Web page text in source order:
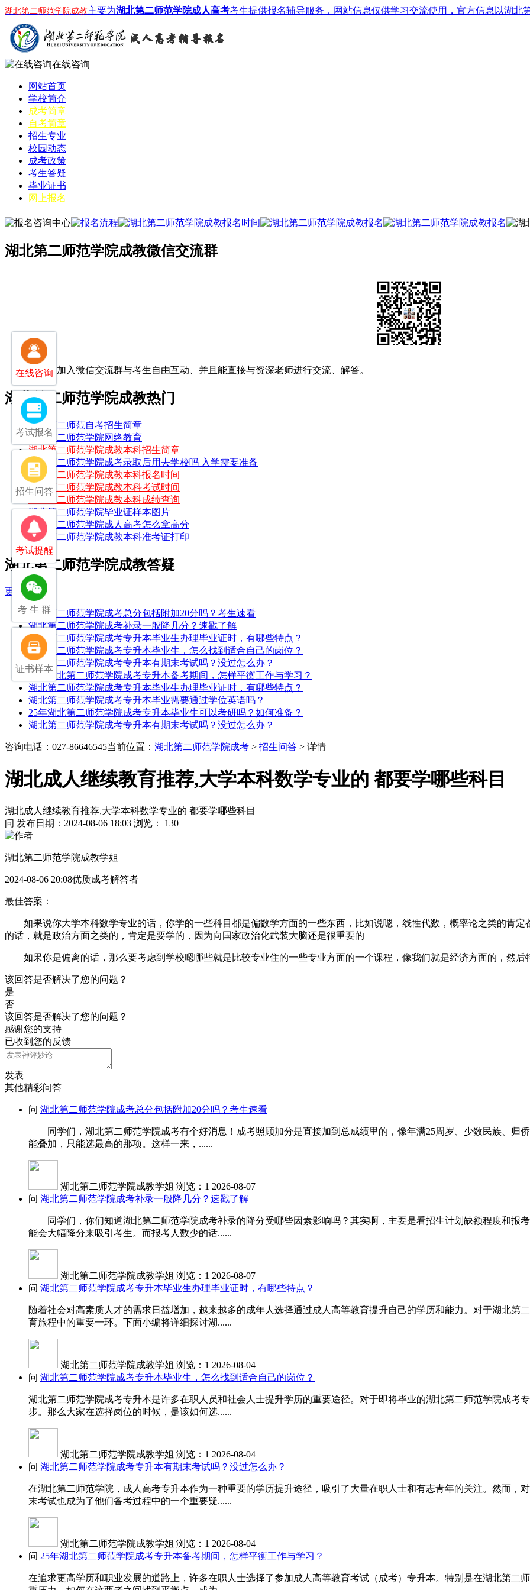
湖北第二师范学院成教主要为湖北第二师范学院成人高考考生提供报名辅导服务，网站信息仅供学习交流使用，官方信息以湖北
在线咨询
网站首页
学校简介
成考简章
自考简章
招生专业
校园动态
成考政策
考生答疑
毕业证书
网上报名
湖北第二师范学院成教微信交流群
扫一扫加入微信交流群与考生自由互动、并且能直接与资深老师进行交流、解答。
湖北第二师范学院成教热门
湖北第二师范自考招生简章
湖北第二师范学院网络教育
湖北第二师范学院成教本科招生简章
湖北第二师范学院成考录取后用去学校吗 入学需要准备
湖北第二师范学院成教本科报名时间
湖北第二师范学院成教本科考试时间
湖北第二师范学院成教本科成绩查询
湖北第二师范学院毕业证样本图片
湖北第二师范学院成人高考怎么拿高分
湖北第二师范学院成教本科准考证打印
湖北第二师范学院成教答疑
更多
湖北第二师范学院成考总分包括附加20分吗？考生速看
湖北第二师范学院成考补录一般降几分？速戳了解
湖北第二师范学院成考专升本毕业生办理毕业证时，有哪些特点？
湖北第二师范学院成考专升本毕业生，怎么找到适合自己的岗位？
湖北第二师范学院成考专升本有期末考试吗？没过怎么办？
25年湖北第二师范学院成考专升本备考期间，怎样平衡工作与学习？
湖北第二师范学院成考专升本毕业生办理毕业证时，有哪些特点？
湖北第二师范学院成考专升本毕业需要通过学位英语吗？
25年湖北第二师范学院成考专升本毕业生可以考研吗？如何准备？
湖北第二师范学院成考专升本有期末考试吗？没过怎么办？
咨询电话：027-86646545当前位置： 湖北第二师范学院成考 > 招生问答 > 详情
湖北成人继续教育推荐,大学本科数学专业的 都要学哪些科目
湖北成人继续教育推荐,大学本科数学专业的 都要学哪些科目
问 发布日期：2024-08-06 18:03 浏览： 130
湖北第二师范学院成教学姐
2024-08-06 20:08优质成考解答者
最佳答案：
如果说你大学本科数学专业的话，你学的一些科目都是偏数学方面的一些东西，比如说嗯，线性代数，概率论之类的肯定
的话，就是政治方面之类的，肯定是要学的，因为向国家政治化武装大脑还是很重要的
如果你是偏离的话，那么要考虑到学校嗯哪些就是比较专业住的一些专业方面的一个课程，像我们就是经济方面的，然后
该回答是否解决了您的问题？
是
否
该回答是否解决了您的问题？
感谢您的支持
已收到您的反馈
发表
其他精彩问答
问 湖北第二师范学院成考总分包括附加20分吗？考生速看
同学们，湖北第二师范学院成考有个好消息！成考照顾加分是直接加到总成绩里的，像年满25周岁、少数民族、归
能叠加，只能选最高的那项。这样一来，......
湖北第二师范学院成教学姐 浏览：1 2026-08-07
问 湖北第二师范学院成考补录一般降几分？速戳了解
同学们，你们知道湖北第二师范学院成考补录的降分受哪些因素影响吗？其实啊，主要是看招生计划缺额程度和报
能会大幅降分来吸引考生。而报考人数少的话......
湖北第二师范学院成教学姐 浏览：1 2026-08-07
问 湖北第二师范学院成考专升本毕业生办理毕业证时，有哪些特点？
随着社会对高素质人才的需求日益增加，越来越多的成年人选择通过成人高等教育提升自己的学历和能力。对于湖北第
育旅程中的重要一环。下面小编将详细探讨湖......
湖北第二师范学院成教学姐 浏览：1 2026-08-04
问 湖北第二师范学院成考专升本毕业生，怎么找到适合自己的岗位？
湖北第二师范学院成考专升本是许多在职人员和社会人士提升学历的重要途径。对于即将毕业的湖北第二师范学院成考
步。那么大家在选择岗位的时候，是该如何选......
湖北第二师范学院成教学姐 浏览：1 2026-08-04
问 湖北第二师范学院成考专升本有期末考试吗？没过怎么办？
在湖北第二师范学院，成人高考专升本作为一种重要的学历提升途径，吸引了大量在职人士和有志青年的关注。然而，
末考试也成为了他们备考过程中的一个重要疑......
湖北第二师范学院成教学姐 浏览：1 2026-08-04
问 25年湖北第二师范学院成考专升本备考期间，怎样平衡工作与学习？
在追求更高学历和职业发展的道路上，许多在职人士选择了参加成人高等教育考试（成考）专升本。特别是在湖北第二
在线咨询
考试报名
招生问答
考试提醒
考 生 群
证书样本